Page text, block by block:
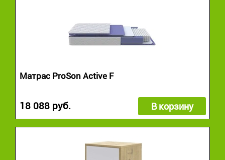
Матрас ProSon Active F
18 088 руб. В корзину